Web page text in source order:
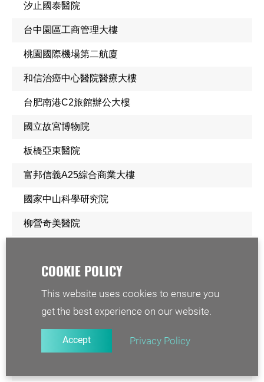
This website uses cookies to ensure you
get the best experience on our website.
Privacy Policy
Accept
汐止國泰醫院
台中園區工商管理大樓
桃園國際機場第二航廈
和信治癌中心醫院醫療大樓
台肥南港C2旅館辦公大樓
國立故宮博物院
板橋亞東醫院
富邦信義A25綜合商業大樓
國家中山科學研究院
柳營奇美醫院
新北十三行博物館
彰化鹿港基督教醫院門診醫療大樓
台北萬豪酒店
南港區小彎基地公共住宅